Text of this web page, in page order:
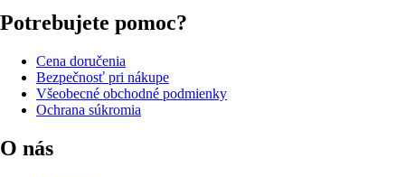
Potrebujete pomoc?
Cena doručenia
Bezpečnosť pri nákupe
Všeobecné obchodné podmienky
Ochrana súkromia
O nás